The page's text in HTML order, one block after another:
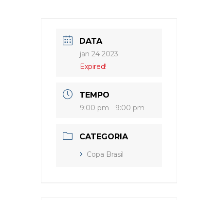
DATA
jan 24 2023
Expired!
TEMPO
9:00 pm - 9:00 pm
CATEGORIA
Copa Brasil